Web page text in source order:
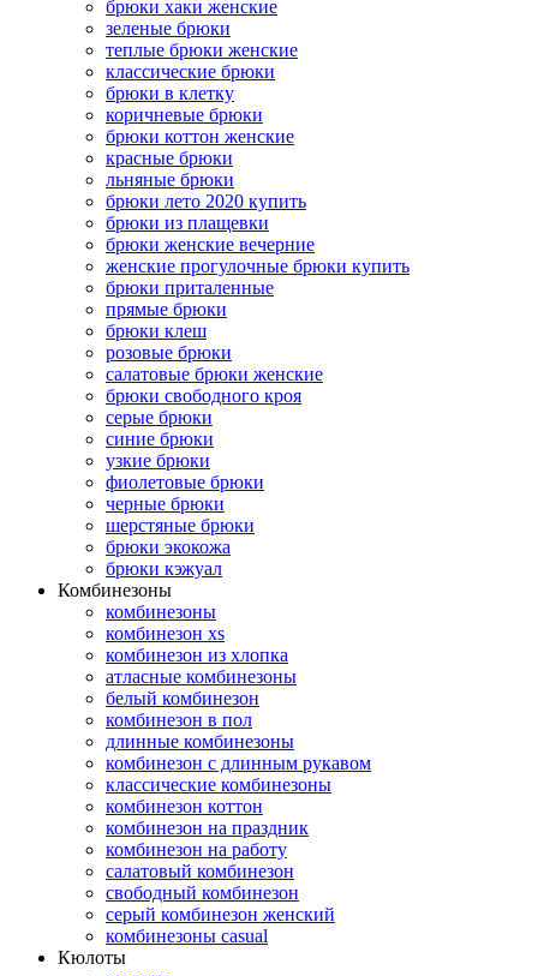
брюки хаки женские
зеленые брюки
теплые брюки женские
классические брюки
брюки в клетку
коричневые брюки
брюки коттон женские
красные брюки
льняные брюки
брюки лето 2020 купить
брюки из плащевки
брюки женские вечерние
женские прогулочные брюки купить
брюки приталенные
прямые брюки
брюки клеш
розовые брюки
салатовые брюки женские
брюки свободного кроя
серые брюки
синие брюки
узкие брюки
фиолетовые брюки
черные брюки
шерстяные брюки
брюки экокожа
брюки кэжуал
Комбинезоны
комбинезоны
комбинезон xs
комбинезон из хлопка
атласные комбинезоны
белый комбинезон
комбинезон в пол
длинные комбинезоны
комбинезон с длинным рукавом
классические комбинезоны
комбинезон коттон
комбинезон на праздник
комбинезон на работу
салатовый комбинезон
свободный комбинезон
серый комбинезон женский
комбинезоны casual
Кюлоты